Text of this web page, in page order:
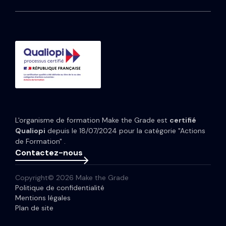
HubSpot Service Hub
HubSpot Data Hub
Tarifs HubSpot
Études de cas
Portfolio
Espace presse
Glossaire
L'organisme de formation Make the Grade est certifié
Qualiopi depuis le 18/07/2024 pour la catégorie "Actions
de Formation" .
Contactez-nous
Copyright© 2026 Make the Grade
Politique de confidentialité
Mentions légales
Plan de site